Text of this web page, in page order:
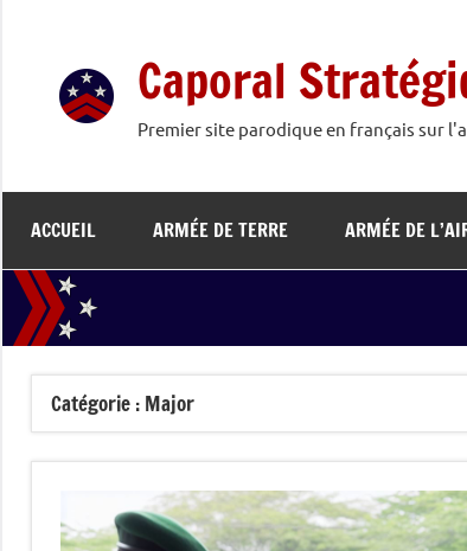
contenu
Caporal
Premier site parodique en français sur
ACCUEIL ARMÉE DE TERRE ARMÉE DE
Catégorie : Major